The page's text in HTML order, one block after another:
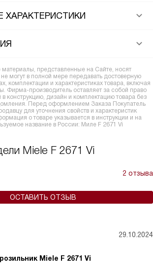
ХАРАКТЕРИСТИКИ
представленные на Сайте, носят
могут в полной мере передавать достоверную
комплектации и характеристиках товара, включая
Фирма-производитель оставляет за собой право
конструкцию, дизайн и комплектацию товара без
Перед оформлением Заказа Покупатель
для уточнения свойств и характеристик
о товаре указывается в инструкции и на
название в России: Миле F 2671 Vi
Miele F 2671 Vi
2 отзыва
ОСТАВИТЬ ОТЗЫВ
29.10.2024
Miele F 2671 Vi